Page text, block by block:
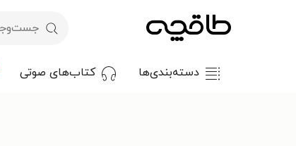
دسته‌بندی‌ها کتاب‌های صوتی